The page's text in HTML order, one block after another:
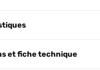
et fiche technique